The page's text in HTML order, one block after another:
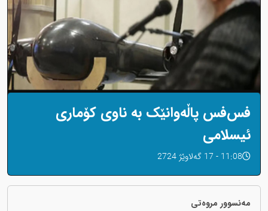
فس‌فس پاڵەوانێک بە ناوی کۆماری
ئیسلامی
11:08 - 17 گەلاوێژ 2724
مەنسوور مروەتی